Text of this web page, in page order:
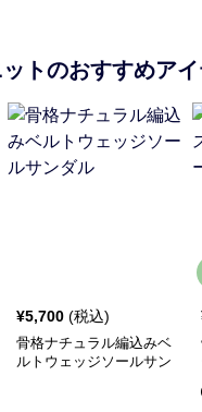
トのおすすめア
¥5,700 (税込)
骨格ナチュラル編込みベ
ルトウェッジソールサン